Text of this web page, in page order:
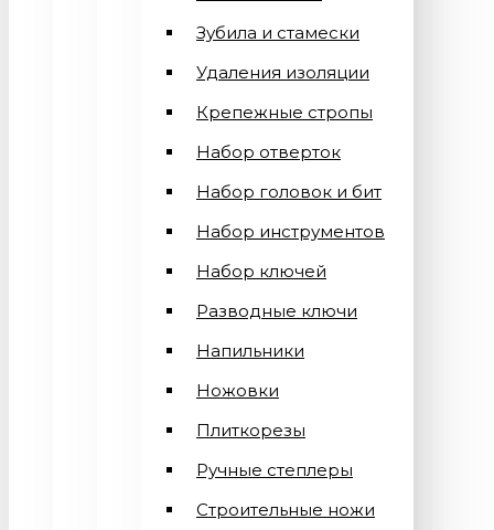
Зубила и стамески
Удаления изоляции
Крепежные стропы
Набор отверток
Набор головок и бит
Набор инструментов
Набор ключей
Разводные ключи
Напильники
Ножовки
Плиткорезы
Ручные степлеры
Строительные ножи